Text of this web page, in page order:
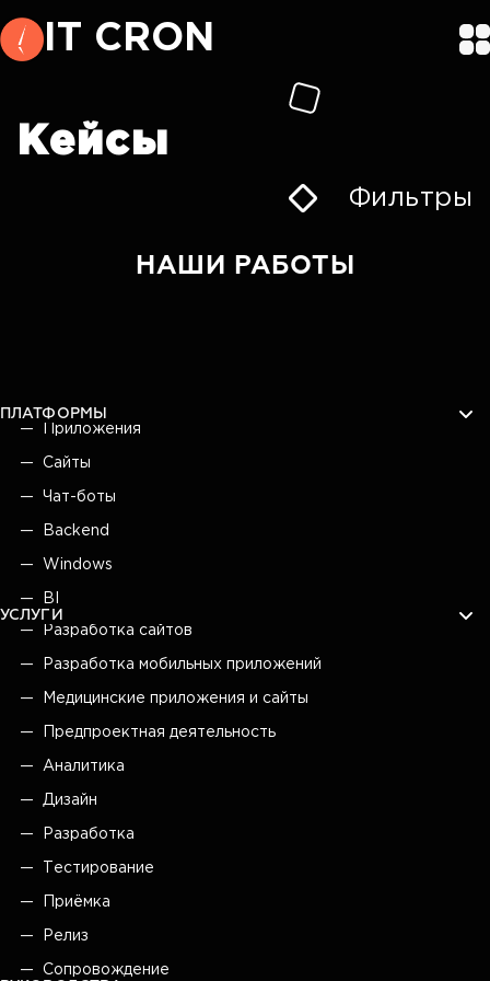
IT CRON
Кейсы
Фильтры
НАШИ РАБОТЫ
ПЛАТФОРМЫ
Приложения
Сайты
Чат-боты
Backend
Windows
BI
УСЛУГИ
Разработка сайтов
Разработка мобильных приложений
Медицинские приложения и сайты
Предпроектная деятельность
Аналитика
Дизайн
Разработка
Тестирование
Приёмка
Релиз
Сопровождение